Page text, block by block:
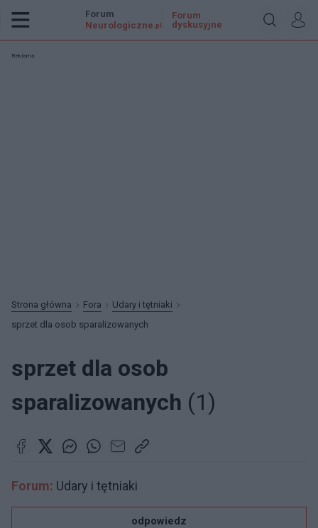
Forum
Neurologiczne .pl
Forum
dyskusyjne
Reklama:
Strona główna Fora
Udary i tętniaki
sprzet dla osob sparalizowanych
sprzet dla osob
sparalizowanych (1)
Forum: Udary i tętniaki
odpowiedz